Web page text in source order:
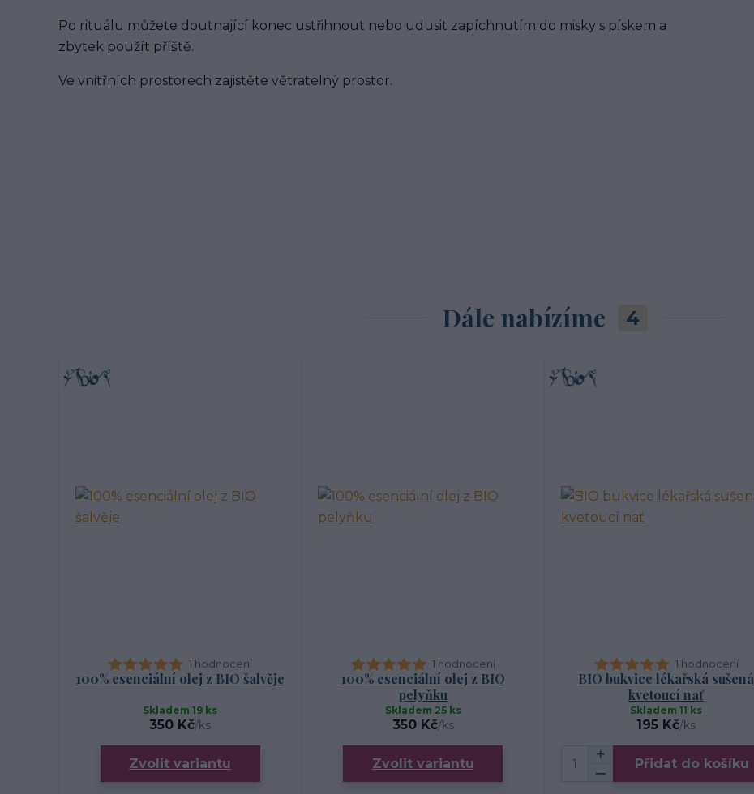
Po rituálu můžete doutnající konec ustřihnout nebo udusit zapíchnutím do misky s pískem a
zbytek použít příště.
Ve vnitřních prostorech zajistěte větratelný prostor.
Dále nabízíme 4
1 hodnocení
100% esenciální olej z BIO šalvěje
350 Kč/ks
Skladem 19 ks
Zvolit variantu
1 hodnocení
100% esenciální olej z BIO
pelyňku
350 Kč/ks
Skladem 25 ks
Zvolit variantu
1 hodnocení
BIO bukvice lékařská sušená
kvetoucí nať
195 Kč/ks
Skladem 11 ks
Přidat do košíku